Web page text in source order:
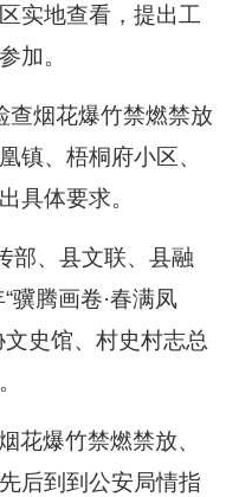
实地查看，提出工
加。
查烟花爆竹禁燃禁放
镇、梧桐府小区、
具体要求。
部、县文联、县融
骥腾画卷·春满凤
史馆、村史村志总
花爆竹禁燃禁放、
后到到公安局情指